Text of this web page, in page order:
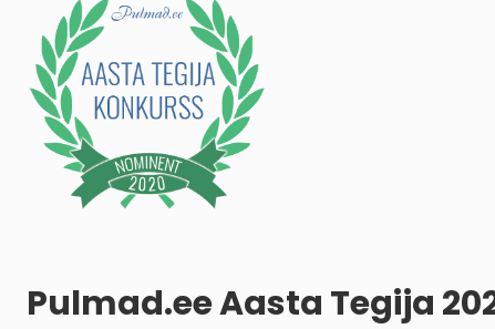
Pulmad.ee Aasta Tegija